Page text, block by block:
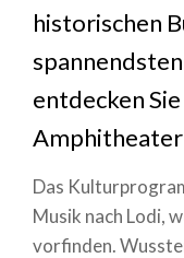
historischen
entdecken
Das
Musik nach Lodi,
vorfinden.